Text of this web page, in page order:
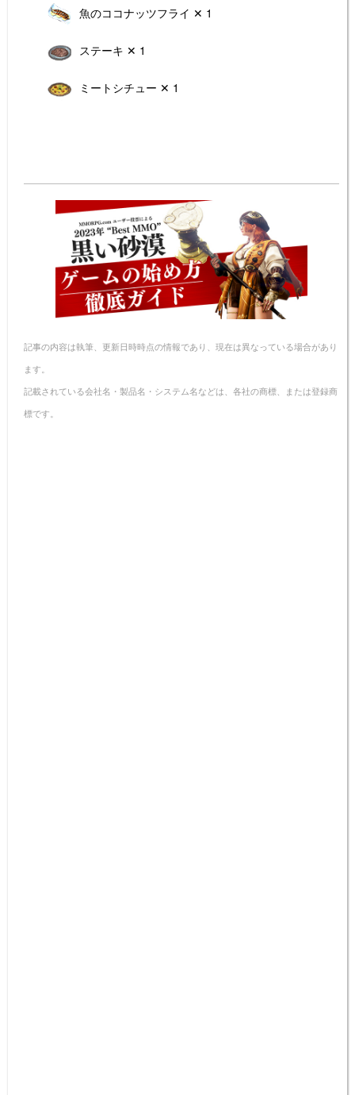
魚のココナッツフライ ✕ 1
ステーキ ✕ 1
ミートシチュー ✕ 1
記事の内容は執筆、更新日時時点の情報であり、現在は異なっている場合があり
ます。
記載されている会社名・製品名・システム名などは、各社の商標、または登録商
標です。